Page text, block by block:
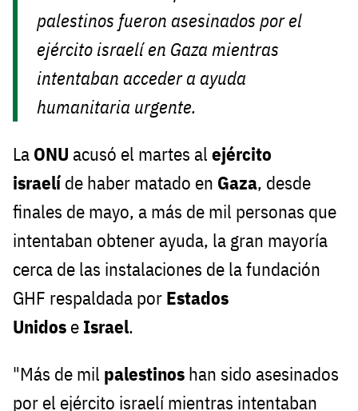
palestinos fueron asesinados por el
ejército israelí en Gaza mientras
intentaban acceder a ayuda
humanitaria urgente.
La ONU acusó el martes al ejército
israelí de haber matado en Gaza, desde
finales de mayo, a más de mil personas que
intentaban obtener ayuda, la gran mayoría
cerca de las instalaciones de la fundación
GHF respaldada por Estados
Unidos e Israel.
"Más de mil palestinos han sido asesinados
por el ejército israelí mientras intentaban